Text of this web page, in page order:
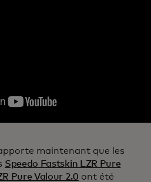
maintenant que les
Speedo Fastskin LZR Pure
Pure Valour 2.0 ont été